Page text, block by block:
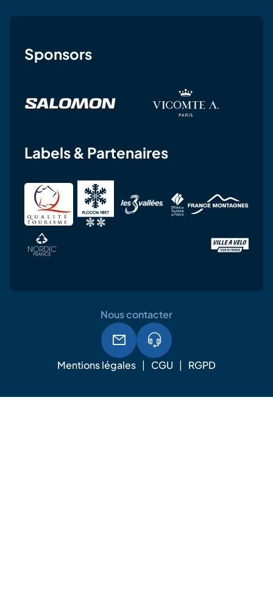
Sponsors
Labels & Partenaires
Mentions légales CGU RGPD
Nous contacter